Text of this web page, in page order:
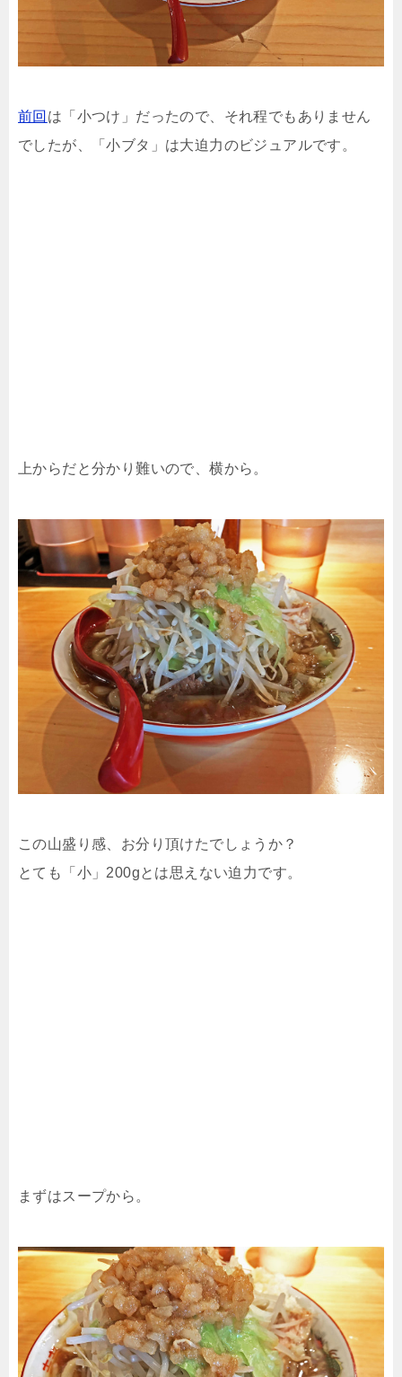
前回 は「小つけ」だったので、それ程でもありません
でしたが、「小ブタ」は大迫力のビジュアルです。
上からだと分かり難いので、横から。
この山盛り感、お分り頂けたでしょうか？
とても「小」200gとは思えない迫力です。
まずはスープから。